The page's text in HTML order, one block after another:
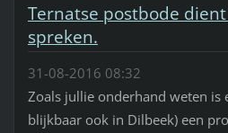
Ternatse postbode
spreken.
31-08-2016 08:32
Zoals jullie onderhand weten is
blijkbaar ook in Dilbeek) een